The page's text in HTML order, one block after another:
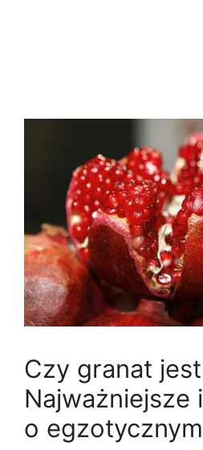
Czy granat
Najważniejsze
o